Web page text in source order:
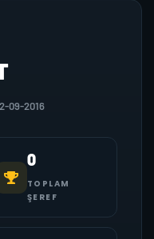
09-2016
0
TOPLAM
ŞEREF